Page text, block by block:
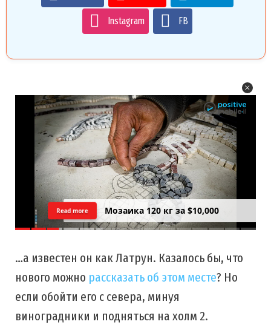
Instagram FB
Цреда — Самарийский вид на
закатний Тель Авив
Read more
…а известен он как Латрун. Казалось бы, что
нового можно рассказать об этом месте? Но
если обойти его с севера, минуя
виноградники и подняться на холм 2.